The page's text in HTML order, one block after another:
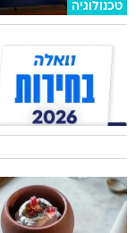
טכנולוגיה